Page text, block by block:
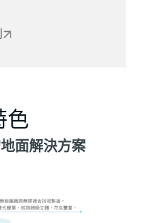
色
面解決方案